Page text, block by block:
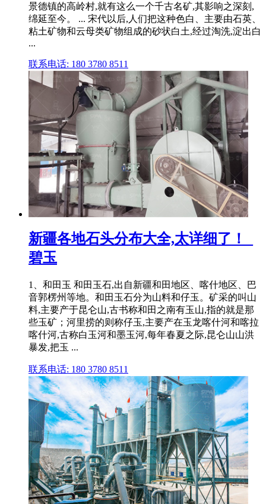
景德镇的高岭村,就有这么一个千古名矿,其影响之深刻,
绵延至今。 ... 宋代以后,人们把这种色白、主要由石英、
粘土矿物和云母类矿物组成的砂状白土,经过淘洗,淀出白
...
联系电话: 180 3780 8511
新疆各地石头分布大全,太详细了！_
碧玉
1、和田玉 和田玉石,出自新疆和田地区、喀什地区、巴
音郭楞州等地。和田玉石分为山料和仔玉。矿采的叫山
料,主要产于昆仑山,古书称和田之南有玉山,指的就是那
些玉矿；河里捞的则称仔玉,主要产在玉龙喀什河和喀拉
喀什河,古称白玉河和墨玉河,每年春夏之际,昆仑山山洪
暴发,把玉 ...
联系电话: 180 3780 8511